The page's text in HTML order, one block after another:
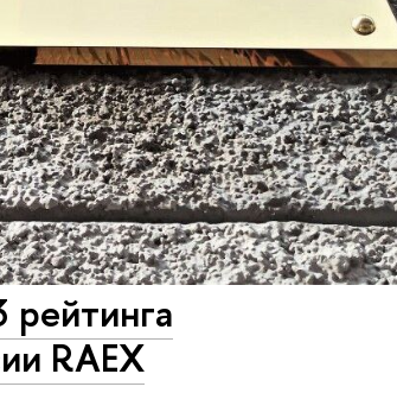
RAEX